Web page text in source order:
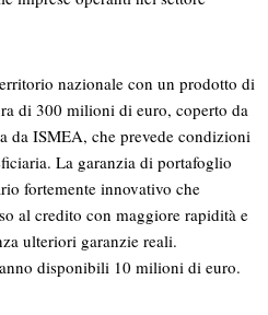
nazionale con un prodotto di
di 300 milioni di euro, coperto da
da ISMEA, che prevede condizioni
La garanzia di portafoglio
fortemente innovativo che
al credito con maggiore rapidità e
ulteriori garanzie reali.
disponibili 10 milioni di euro.